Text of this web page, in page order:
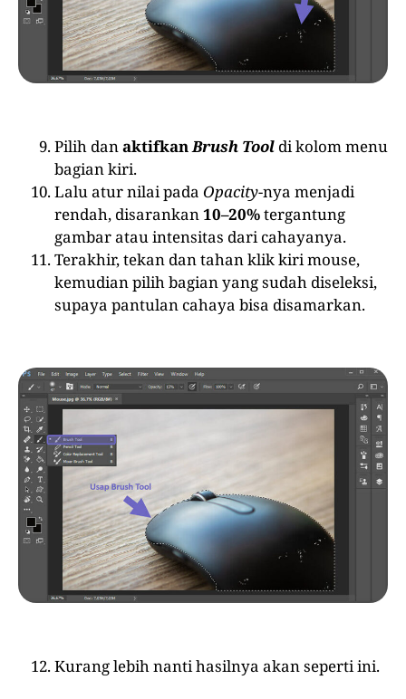
Pilih danaktifkanBrush Tool di kolom menu
bagian kiri.
Lalu atur nilai pada Opacity-nya menjadi
rendah, disarankan10–20%tergantung
gambar atau intensitas dari cahayanya.
Terakhir, tekan dan tahan klik kiri mouse,
kemudian pilih bagian yang sudah diseleksi,
supaya pantulan cahaya bisa disamarkan.
Kurang lebih nanti hasilnya akan seperti ini.